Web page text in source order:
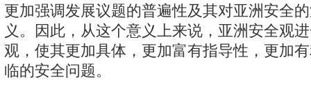
更加强调发展议题的普遍性及其对亚洲安全
义。因此，从这个意义上来说，亚洲安全观
观，使其更加具体，更加富有指导性，更加
临的安全问题。